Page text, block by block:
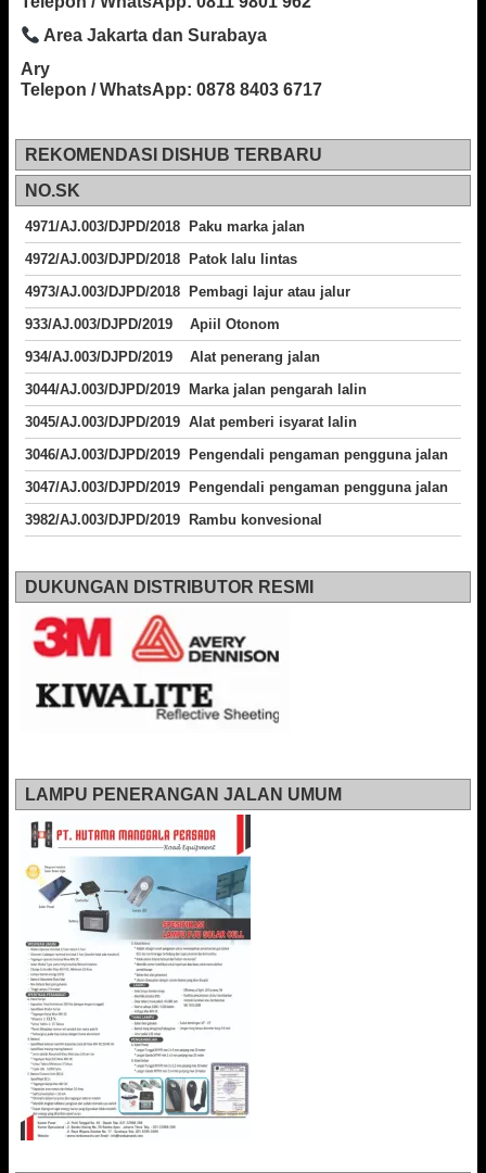
Area Jakarta dan Surabaya
Ary
Telepon / WhatsApp: 0878 8403 6717
REKOMENDASI DISHUB TERBARU
NO.SK
4971/AJ.003/DJPD/2018 Paku marka jalan
4972/AJ.003/DJPD/2018 Patok lalu lintas
4973/AJ.003/DJPD/2018
Pembagi lajur atau jalur
933/AJ.003/DJPD/2019 Apiil Otonom
934/AJ.003/DJPD/2019 Alat penerang jalan
3044/AJ.003/DJPD/2019 Marka jalan pengarah lalin
3045/AJ.003/DJPD/2019 Alat pemberi isyarat lalin
3046/AJ.003/DJPD/2019 Pengendali pengaman pengguna jalan
3047/AJ.003/DJPD/2019 Pengendali pengaman pengguna jalan
3982/AJ.003/DJPD/2019 Rambu konvesional
DUKUNGAN DISTRIBUTOR RESMI
LAMPU PENERANGAN JALAN UMUM